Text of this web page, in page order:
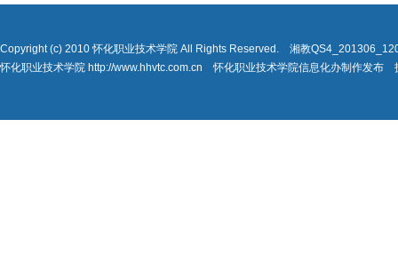
Copyright (c) 2010 怀化职业技术学院 All Rights Reserved. 湘教
怀化职业技术学院 http://www.hhvtc.com.cn 怀化职业技术学院信息化办制作发布